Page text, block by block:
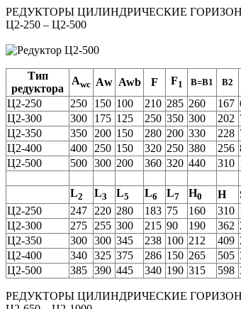
РЕДУКТОРЫ ЦИЛИНДРИЧЕСКИЕ
Ц2-250 – Ц2-500
Тип
редуктора
Awc Аw Awb F F1 B=B1 B2
Ц2-250 250 150 100 210 285 260 167
Ц2-300
300 175 125 250 350 300 202
Ц2-350
350 200 150 280 200 330 228
Ц2-400
400 250 150 320 250 380 256
Ц2-500
500 300 200 360 320 440 310
L2 L3 L5 L6 L7 H0 H
Ц2-250
247 220 280 183 75 160 310
Ц2-300
275 255 300 215 90 190 362
Ц2-350
300 300 345 238 100 212 409
Ц2-400
340 325 375 286 150 265 505
Ц2-500
385 390 445 340 190 315 598
РЕДУКТОРЫ ЦИЛИНДРИЧЕСКИЕ